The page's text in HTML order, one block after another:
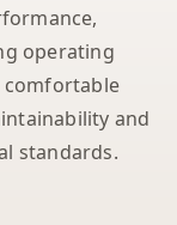
operating
comfortable
and
standards.